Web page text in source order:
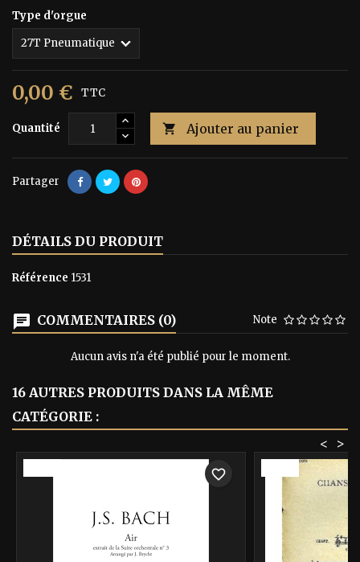
Type d'orgue
0,00 € TTC
Quantité  Ajouter au panier
Partager
DÉTAILS DU PRODUIT
Référence 1531
COMMENTAIRES (0) Note
Aucun avis n'a été publié pour le moment.
16 AUTRES PRODUITS DANS LA MÊME
CATÉGORIE :
>
<
favorite_border